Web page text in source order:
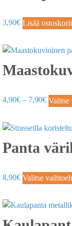
3,90€ Lisää
4,90€ – 7,90€ Valitse
Panta
8,90€ Valitse